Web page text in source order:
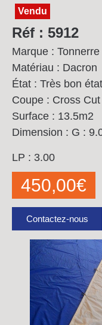
Vendu
Réf : 5912
Marque : Tonnerre
Matériau : Dacron
État : Très bon état
Coupe : Cross Cut
Surface : 13.5m2
Dimension : G :
LP : 3.00
450,00€
Contactez-nous